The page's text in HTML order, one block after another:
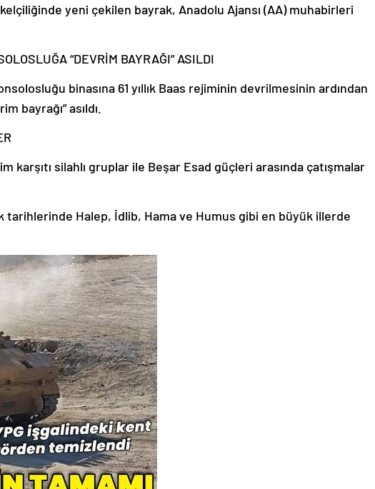
yeni çekilen bayrak, Anadolu Ajansı (AA) muhabirleri
“DEVRİM BAYRAĞI” ASILDI
binasına 61 yıllık Baas rejiminin devrilmesinin ardından
bayrağı” asıldı.
karşıtı silahlı gruplar ile Beşar Esad güçleri arasında çatışmalar
tarihlerinde Halep, İdlib, Hama ve Humus gibi en büyük illerde